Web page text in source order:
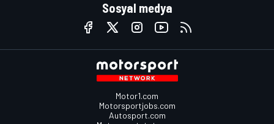
Sosyal medya
Motor1.com
Motorsportjobs.com
Autosport.com